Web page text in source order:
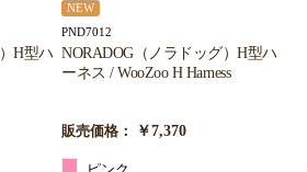
H型ハ
NEW
PND7012
NORADOG（ノラドッグ）H型ハ
ーネス / WooZoo H Harness
販売価格： ￥7,370